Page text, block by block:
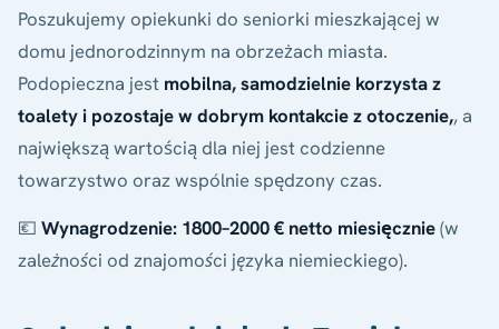
Poszukujemy opiekunki do seniorki mieszkającej w
domu jednorodzinnym na obrzeżach miasta.
Podopieczna jest mobilna, samodzielnie korzysta z
toalety i pozostaje w dobrym kontakcie z otoczenie,, a
największą wartością dla niej jest codzienne
towarzystwo oraz wspólnie spędzony czas.
💶 Wynagrodzenie: 1800–2000 € netto miesięcznie(w
zależności od znajomości języka niemieckiego).